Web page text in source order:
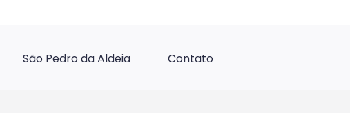
São Pedro da Aldeia Contato